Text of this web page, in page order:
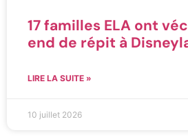
17 familles ELA ont
end de répit à
LIRE LA SUITE »
10 juillet 2026